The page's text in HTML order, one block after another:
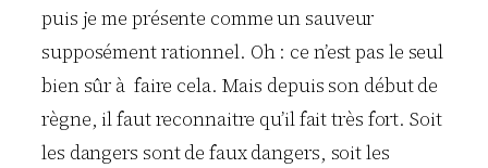
puis je me présente comme un sauveur
supposément rationnel. Oh : ce n’est pas le seul
bien sûr à faire cela. Mais depuis son début de
règne, il faut reconnaitre qu’il fait très fort. Soit
les dangers sont de faux dangers, soit les